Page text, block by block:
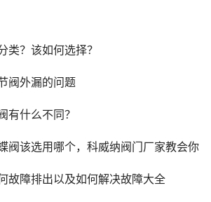
类？该如何选择？
阀外漏的问题
有什么不同？
阀该选用哪个，科威纳阀门厂家教会你
故障排出以及如何解决故障大全